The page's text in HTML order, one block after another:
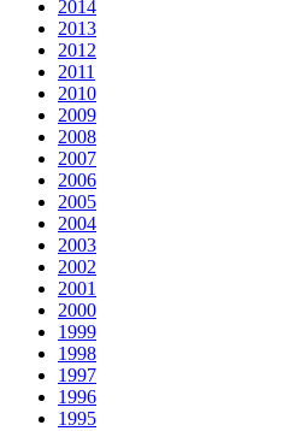
2014
2013
2012
2011
2010
2009
2008
2007
2006
2005
2004
2003
2002
2001
2000
1999
1998
1997
1996
1995